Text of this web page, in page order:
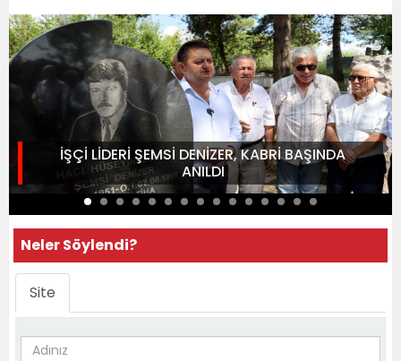
İŞÇİ LİDERİ ŞEMSİ DENİZER, KABRİ BAŞINDA
ANILDI
Neler Söylendi?
Site